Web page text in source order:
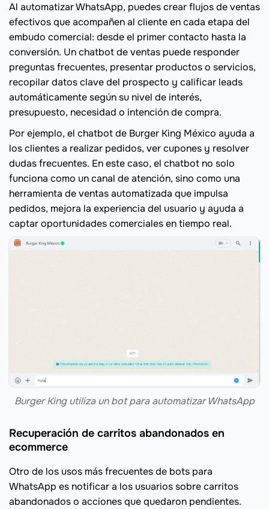
Al automatizar WhatsApp, puedes crear flujos de ventas
efectivos que acompañen al cliente en cada etapa del
embudo comercial: desde el primer contacto hasta la
conversión. Un chatbot de ventas puede responder
preguntas frecuentes, presentar productos o servicios,
recopilar datos clave del prospecto y calificar leads
automáticamente según su nivel de interés,
presupuesto, necesidad o intención de compra.
Por ejemplo, el chatbot de Burger King México ayuda a
los clientes a realizar pedidos, ver cupones y resolver
dudas frecuentes. En este caso, el chatbot no solo
funciona como un canal de atención, sino como una
herramienta de ventas automatizada que impulsa
pedidos, mejora la experiencia del usuario y ayuda a
captar oportunidades comerciales en tiempo real.
Burger King utiliza un bot para automatizar WhatsApp
Recuperación de carritos abandonados en
ecommerce
Otro de los usos más frecuentes de bots para
WhatsApp es notificar a los usuarios sobre carritos
abandonados o acciones que quedaron pendientes.